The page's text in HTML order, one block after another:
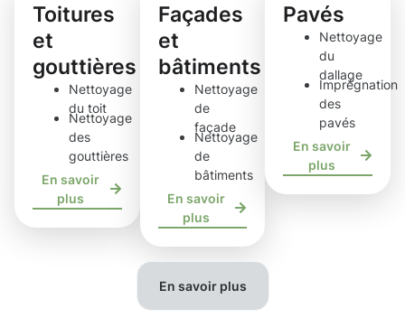
Toitures
et
gouttières
Nettoyage
du toit
Nettoyage
des
gouttières
En savoir
plus
Façades
et
bâtiments
Nettoyage
de
façade
Nettoyage
de
bâtiments
En savoir
plus
Pavés
Nettoyage
du
dallage
Imprégnation
des
pavés
En savoir
plus
En savoir plus